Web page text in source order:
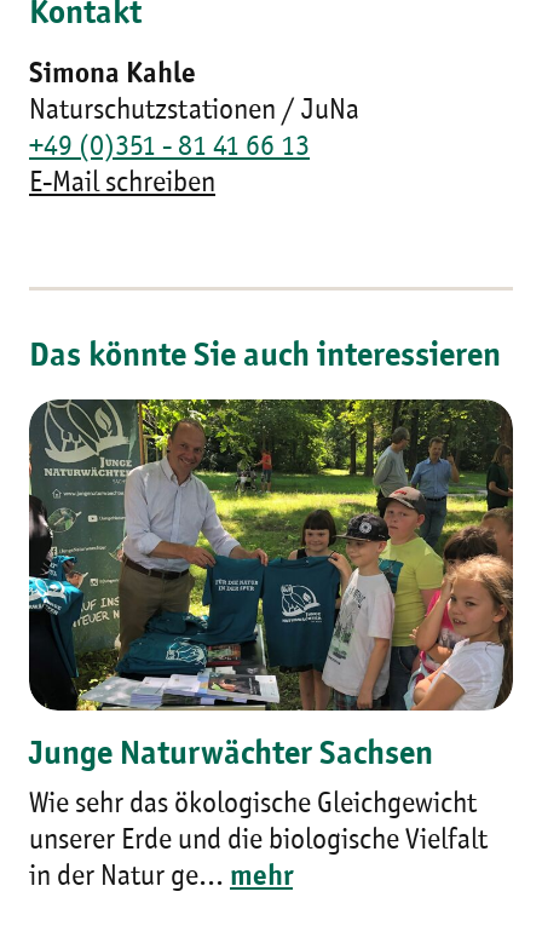
Kontakt
Simona Kahle
Naturschutzstationen / JuNa
+49 (0)351 - 81 41 66 13
E-Mail schreiben
Das könnte Sie auch interessieren
Junge Naturwächter Sachsen
Wie sehr das ökologische Gleichgewicht
unserer Erde und die biologische Vielfalt
in der Natur ge... mehr